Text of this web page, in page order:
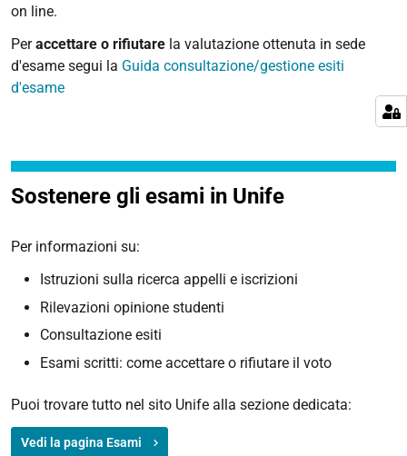
on line.
Peraccettare o rifiutare la valutazione ottenuta in sede
d'esame segui la Guida consultazione/gestione esiti
d'esame
Sostenere gli esami in Unife
Per informazioni su:
Istruzioni sulla ricerca appelli e iscrizioni
Rilevazioni opinione studenti
Consultazione esiti
Esami scritti: come accettare o rifiutare il voto
Puoi trovare tutto nel sito Unife alla sezione dedicata:
Vedi la pagina Esami